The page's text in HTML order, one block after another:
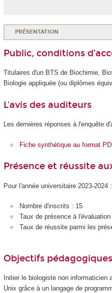
PRÉSENTATION
Public, conditions
Titulaires d'un BTS de Biochimie,
Biologie appliquée (ou diplômes
L'avis des auditeurs
Les dernières réponses à l'enquête
Fiche synthétique au format
Présence et réussite
Pour l'année universitaire 2023-2024 :
Nombre d'inscrits : 15
Taux de présence à
Taux de réussite parmi les
Objectifs pédagogiques
Initier le biologiste non informaticien
Unix grâce à un langage de